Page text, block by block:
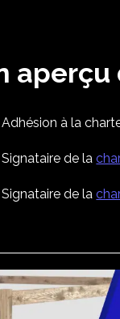
aperçu
Adhésion à la
Signataire de la
Signataire de la